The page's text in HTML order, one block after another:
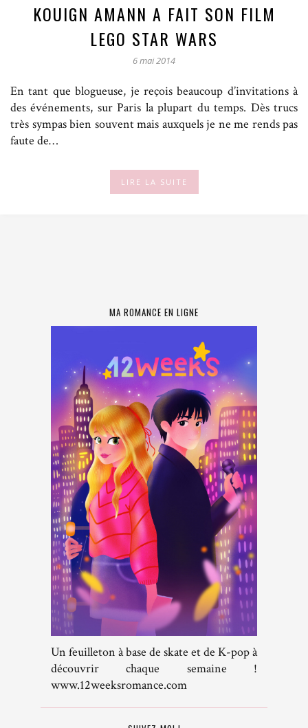
KOUIGN AMANN A FAIT SON FILM
LEGO STAR WARS
6 mai 2014
En tant que blogueuse, je reçois beaucoup d’invitations à
des événements, sur Paris la plupart du temps. Dès trucs
très sympas bien souvent mais auxquels je ne me rends pas
faute de…
LIRE LA SUITE
MA ROMANCE EN LIGNE
Un feuilleton à base de skate et de K-pop à
découvrir chaque semaine !
www.12weeksromance.com